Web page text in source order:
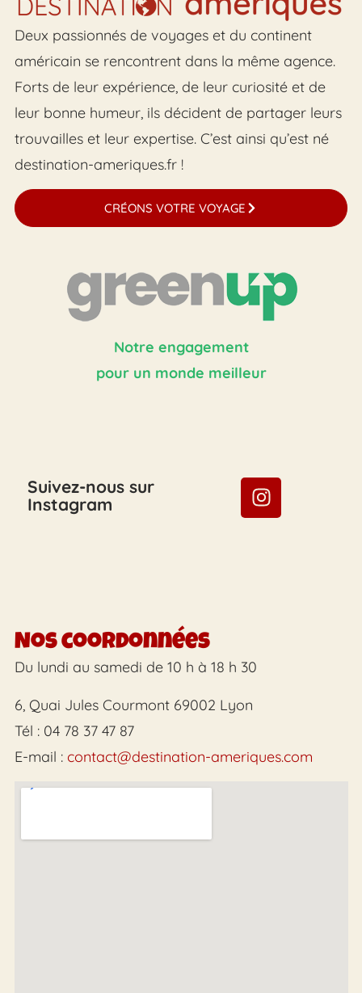
Deux passionnés de voyages et du continent
américain se rencontrent dans la même agence.
Forts de leur expérience, de leur curiosité et de
leur bonne humeur, ils décident de partager leurs
trouvailles et leur expertise. C’est ainsi qu’est né
destination-ameriques.fr !
CRÉONS VOTRE VOYAGE
Notre engagement
pour un monde meilleur
Suivez-nous sur
Instagram
Nos coordonnées
Du lundi au samedi de 10 h à 18 h 30
6, Quai Jules Courmont 69002 Lyon
Tél : 04 78 37 47 87
E-mail : contact@destination-ameriques.com